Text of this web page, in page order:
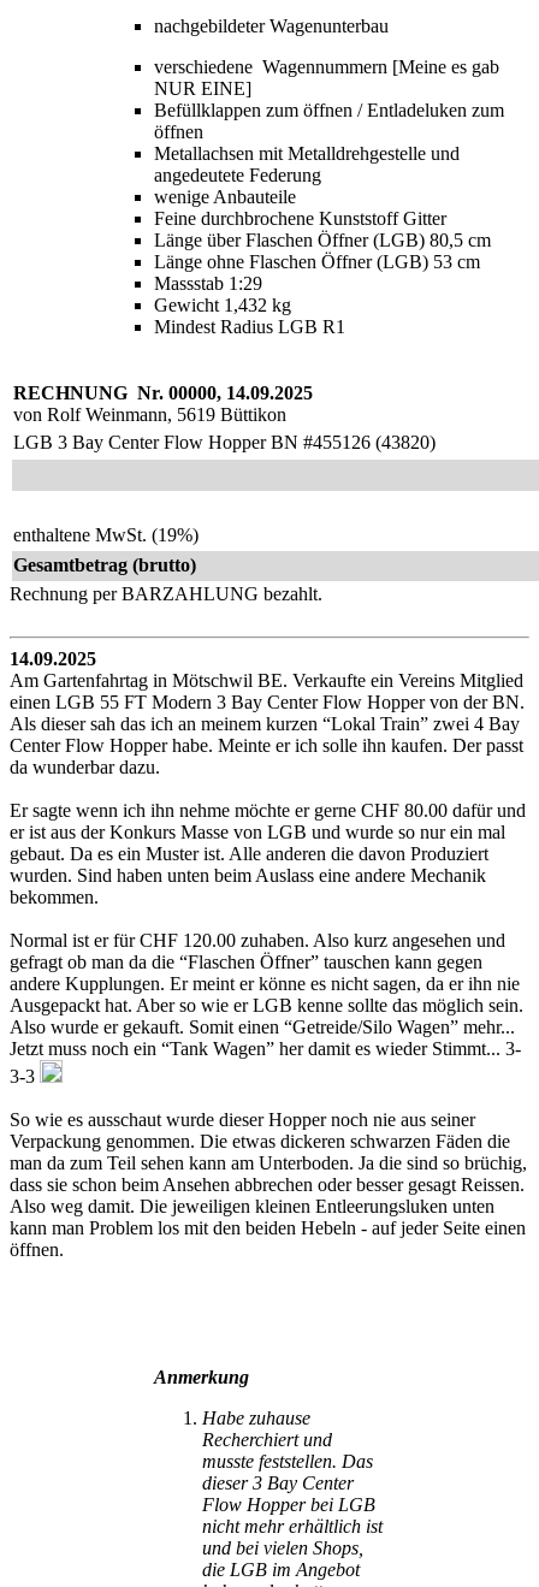
nachgebildeter Wagenunterbau
verschiedene Wagennummern [Meine es gab
NUR EINE]
Befüllklappen zum öffnen / Entladeluken zum
öffnen
Metallachsen mit Metalldrehgestelle und
angedeutete Federung
wenige Anbauteile
Feine durchbrochene Kunststoff Gitter
Länge über Flaschen Öffner (LGB) 80,5 cm
Länge ohne Flaschen Öffner (LGB) 53 cm
Massstab 1:29
Gewicht 1,432 kg
Mindest Radius LGB R1
RECHNUNG Nr. 00000, 14.09.2025
von RolfWeinmann, 5619 Büttikon
LGB 3 Bay Center Flow Hopper BN #455126 (43820)
enthaltene MwSt. (19%)
Gesamtbetrag (brutto)
Rechnung per BARZAHLUNG bezahlt.
14.09.2025
Am Gartenfahrtag in Mötschwil BE. Verkaufte ein Vereins Mitglied
einen LGB 55 FT Modern 3 Bay Center Flow Hoppervon der BN.
Als dieser sah das ich an meinem kurzen “Lokal Train” zwei 4 Bay
Center Flow Hopper habe. Meinte er ich solle ihn kaufen. Der passt
da wunderbar dazu.
Er sagte wenn ich ihn nehme möchte er gerne CHF 80.00 dafür und
er ist aus der Konkurs Masse von LGB und wurde so nur ein mal
gebaut. Da es ein Muster ist. Alle anderen die davon Produziert
wurden. Sind haben unten beim Auslass eine andere Mechanik
bekommen.
Normal ist er für CHF 120.00 zuhaben. Also kurz angesehen und
gefragt ob man da die “Flaschen Öffner” tauschen kann gegen
andere Kupplungen. Er meint er könne es nicht sagen, da er ihn nie
Ausgepackt hat. Aber so wie er LGB kenne sollte das möglich sein.
Also wurde er gekauft. Somit einen “Getreide/Silo Wagen” mehr...
Jetzt muss noch ein “Tank Wagen” her damit es wieder Stimmt... 3-
3-3
So wie es ausschaut wurde dieser Hopper noch nie aus seiner
Verpackung genommen. Die etwas dickeren schwarzen Fäden die
man da zum Teil sehen kann am Unterboden. Ja die sind so brüchig,
dass sie schon beim Ansehen abbrechen oder besser gesagt Reissen.
Also weg damit. Die jeweiligen kleinen Entleerungsluken unten
kann man Problem los mit den beiden Hebeln - auf jeder Seite einen
öffnen.
Anmerkung
Habe zuhause
Recherchiert und
musste feststellen. Das
dieser 3 Bay Center
Flow Hopper bei LGB
nicht mehr erhältlich ist
und bei vielen Shops,
die LGB im Angebot